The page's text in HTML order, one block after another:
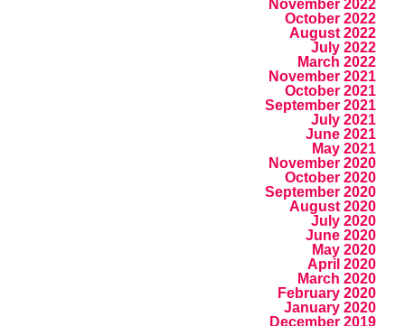
November 2022
October 2022
August 2022
July 2022
March 2022
November 2021
October 2021
September 2021
July 2021
June 2021
May 2021
November 2020
October 2020
September 2020
August 2020
July 2020
June 2020
May 2020
April 2020
March 2020
February 2020
January 2020
December 2019